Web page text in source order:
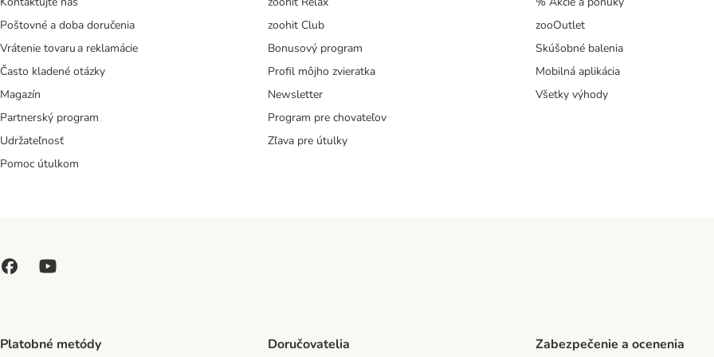
Poštovné a doba doručenia
Vrátenie tovaru a reklamácie
Často kladené otázky
Magazín
Partnerský program
Udržateľnosť
Pomoc útulkom
zoohit Club
Bonusový program
Profil môjho zvieratka
Newsletter
Program pre chovateľov
Zľava pre útulky
zooOutlet
Skúšobné balenia
Mobilná aplikácia
Všetky výhody
Platobné metódy Doručovatelia Zabezpečenie a ocenenia